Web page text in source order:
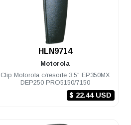
HLN9714
Motorola
Clip Motorola c/resorte 3.5" EP350MX
DEP250 PRO5150/7150
$ 22.44 USD